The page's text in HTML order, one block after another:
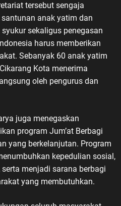
tersebut sengaja
anak yatim dan
sekaligus penegasan
harus memberikan
Sebanyak 60 anak yatim
Kota menerima
oleh pengurus dan
juga menegaskan
program Jum’at Berbagi
yang berkelanjutan. Program
kepedulian sosial,
menjadi sarana berbagi
yang membutuhkan.